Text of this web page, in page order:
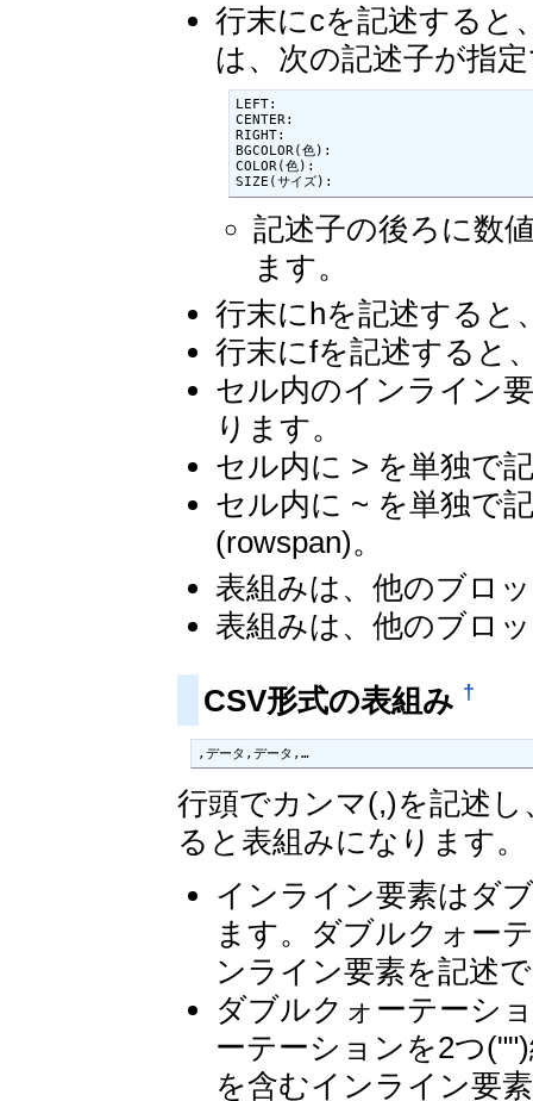
行末にcを記述すると
は、次の記述子が指
LEFT:
CENTER:
RIGHT:
BGCOLOR(色):
COLOR(色):
SIZE(サイズ):
記述子の後ろに数
ます。
行末にhを記述すると
行末にfを記述すると
セル内のインライン
ります。
セル内に > を単独で
セル内に ~ を単独で
(rowspan)。
表組みは、他のブロ
表組みは、他のブロ
CSV形式の表組み †
,データ,データ,…
行頭でカンマ(,)を記述
ると表組みになります。
インライン要素はダ
ます。ダブルクォー
ンライン要素を記述
ダブルクォーテーシ
ーテーションを2つ
を含むインライン要